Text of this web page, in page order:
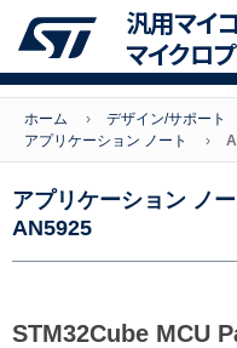
汎用マイ
マイクロ
ホーム デザイン/サポート
アプリケーション ノート
アプリケーション ノー
AN5925
STM32Cube MCU